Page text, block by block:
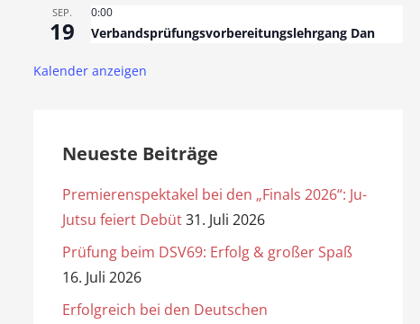
SEP.
19
0:00
Verbandsprüfungsvorbereitungslehrgang Dan
Kalender anzeigen
Neueste Beiträge
Premierenspektakel bei den „Finals 2026“: Ju-
Jutsu feiert Debüt31. Juli 2026
Prüfung beim DSV69: Erfolg & großer Spaß
16. Juli 2026
Erfolgreich bei den Deutschen